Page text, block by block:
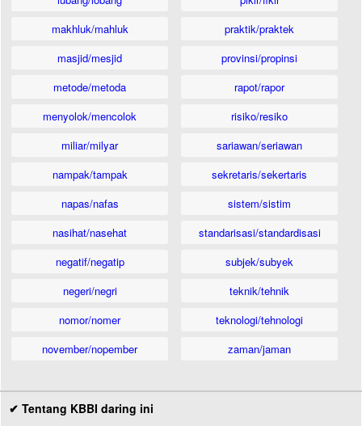
makhluk/mahluk
masjid/mesjid
metode/metoda
menyolok/mencolok
miliar/milyar
nampak/tampak
napas/nafas
nasihat/nasehat
negatif/negatip
negeri/negri
nomor/nomer
november/nopember
praktik/praktek
provinsi/propinsi
rapot/rapor
risiko/resiko
sariawan/seriawan
sekretaris/sekertaris
sistem/sistim
standarisasi/standardisasi
subjek/subyek
teknik/tehnik
teknologi/tehnologi
zaman/jaman
✔ Tentang KBBI daring ini